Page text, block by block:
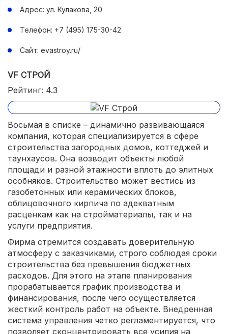
Адрес: ул. Кулакова, 20
Телефон: +7 (495) 175-30-42
Сайт: evastroy.ru/
VF СТРОЙ
Рейтинг: 4.3
Восьмая в списке – динамично развивающаяся
компания, которая специализируется в сфере
строительства загородных домов, коттеджей и
таунхаусов. Она возводит объекты любой
площади и разной этажности вплоть до элитных
особняков. Строительство может вестись из
газобетонных или керамических блоков,
облицовочного кирпича по адекватным
расценкам как на стройматериалы, так и на
услуги предприятия.
Фирма стремится создавать доверительную
атмосферу с заказчиками, строго соблюдая сроки
строительства без превышения бюджетных
расходов. Для этого на этапе планирования
прорабатывается график производства и
финансирования, после чего осуществляется
жесткий контроль работ на объекте. Внедренная
система управления четко регламентируется, что
позволяет сконцентрировать все усилия на